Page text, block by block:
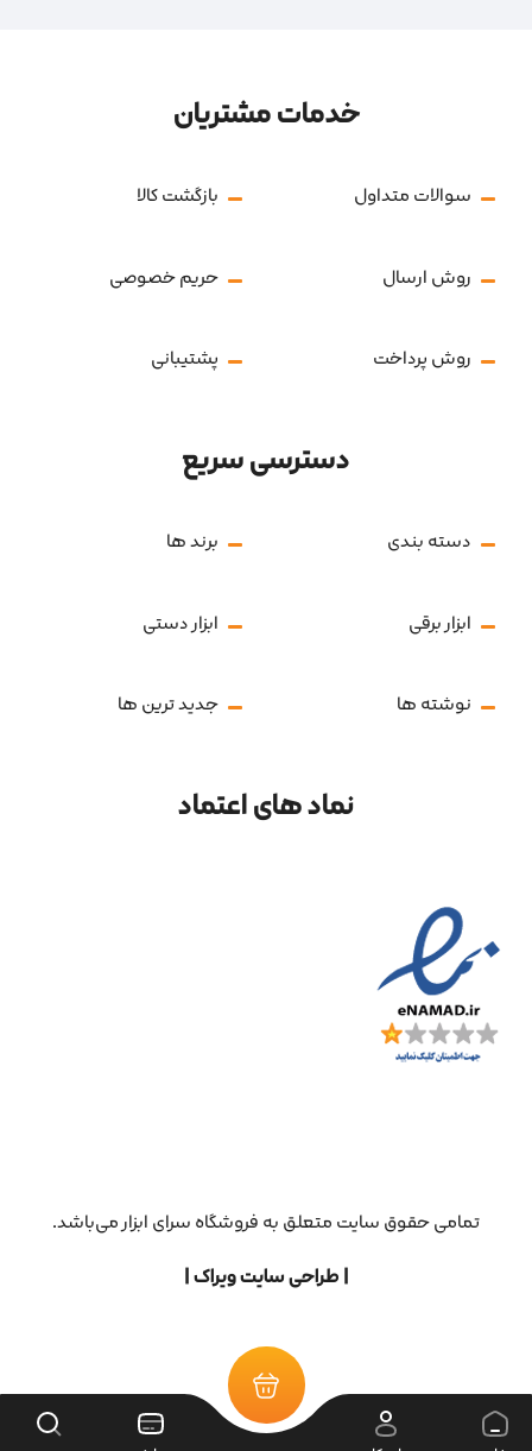
خدمات مشتریان
سوالات متداول بازگشت کالا
روش ارسال حریم خصوصی
روش پرداخت پشتیبانی
دسترسی سریع
دسته بندی برند ها
ابزار برقی ابزار دستی
نوشته ها جدید ترین ها
نماد های اعتماد
تمامی حقوق سایت متعلق به فروشگاه سرای ابزار می‌باشد.
| طراحی سایت ویراک |